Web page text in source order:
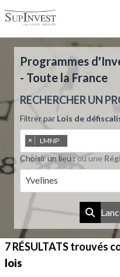
Programmes
- Toute la France
RECHERCHER UN
Filtrer par Lois de
× LMNP
Choisir un lieu :ou une
Yvelines
7 RÉSULTATStrouvés
lois